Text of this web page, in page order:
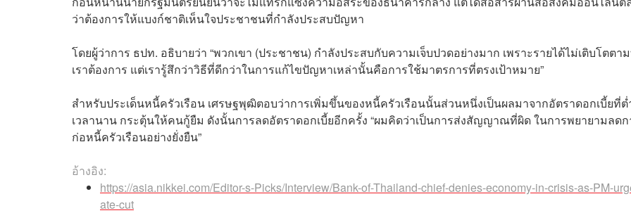
ว่าต้องการให้แบงก์ชาติเห็นใจประชาชนที่กำลังประสบปัญหา
โดยผู้ว่าการ ธปท. อธิบายว่า “พวกเขา (ประชาชน) กำลังประสบกับความเจ็บปวดอย่างมาก เพราะรายได้ไม่เติบโตตา
เราต้องการ แต่เรารู้สึกว่าวิธีที่ดีกว่าในการแก้ไขปัญหาเหล่านั้นคือการใช้มาตรการที่ตรงเป้าหมาย”
สำหรับประเด็นหนี้ครัวเรือน เศรษฐพุฒิตอบว่าการเพิ่มขึ้นของหนี้ครัวเรือนนั้นส่วนหนึ่งเป็นผลมาจากอัตราดอกเบี้ยที่ต่
เวลานาน กระตุ้นให้คนกู้ยืม ดังนั้นการลดอัตราดอกเบี้ยอีกครั้ง “ผมคิดว่าเป็นการส่งสัญญาณที่ผิด ในการพยายามลดก
ก่อหนี้ครัวเรือนอย่างยั่งยืน”
อ้างอิง:
https://asia.nikkei.com/Editor-s-Picks/Interview/Bank-of-Thailand-chief-denies-economy-in-crisis-as-PM-
ate-cut